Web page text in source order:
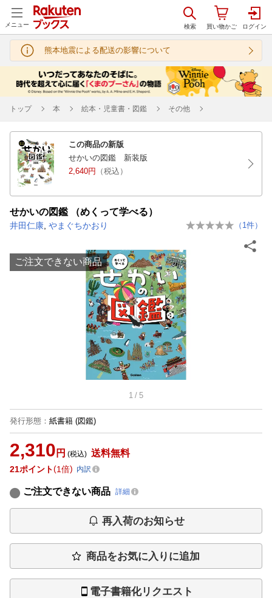
メニュー
熊本地震による配送の影響について
トップ 本 絵本・児童書・図鑑 その他
この商品の新版
せかいの図鑑 新装版
2,640円
（税込）
せかいの図鑑 （めくって学べる）
井田仁康 やまぐちかおり （ 1 件）
ご注文できない商品
1 / 5
発行形態 ： 紙書籍 (図鑑)
2,310 円 (税込) 送料無料
21ポイント 1倍 内訳
ご注文できない商品 詳細
再入荷のお知らせ
商品をお気に入りに追加
電子書籍化リクエスト